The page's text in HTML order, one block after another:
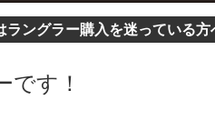
ングラー購入を迷っている方
です！